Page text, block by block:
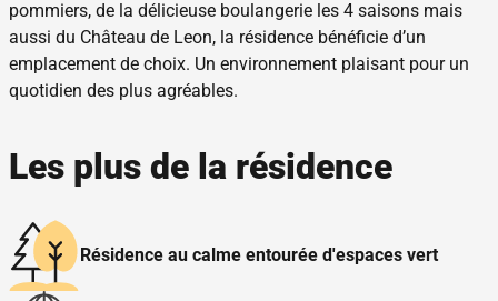
pommiers, de la délicieuse boulangerie les 4 saisons mais
aussi du Château de Leon, la résidence bénéficie d’un
emplacement de choix. Un environnement plaisant pour un
quotidien des plus agréables.
Les plus de la résidence
Résidence au calme entourée d'espaces vert